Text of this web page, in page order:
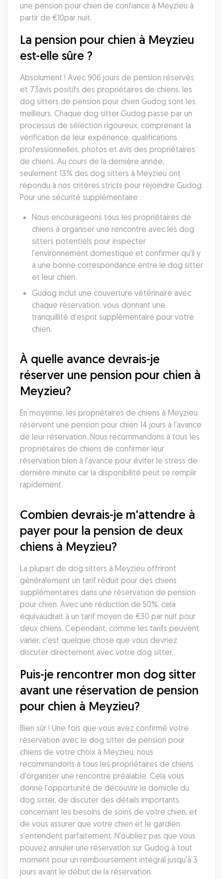
une pension pour chien de confiance à Meyzieu à
partir de €10par nuit.
La pension pour chien à Meyzieu
est-elle sûre ?
Absolument ! Avec 906 jours de pension réservés
et 73avis positifs des propriétaires de chiens, les
dog sitters de pension pour chien Gudog sont les
meilleurs. Chaque dog sitter Gudog passe par un
processus de sélection rigoureux, comprenant la
vérification de leur expérience, qualifications
professionnelles, photos et avis des propriétaires
de chiens. Au cours de la dernière année,
seulement 13% des dog sitters à Meyzieu ont
répondu à nos critères stricts pour rejoindre Gudog.
Pour une sécurité supplémentaire :
Nous encourageons tous les propriétaires de
chiens à organiser une rencontre avec les dog
sitters potentiels pour inspecter
l'environnement domestique et confirmer qu'il y
a une bonne correspondance entre le dog sitter
et leur chien.
Gudog inclut une couverture vétérinaire avec
chaque réservation, vous donnant une
tranquillité d'esprit supplémentaire pour votre
chien.
À quelle avance devrais-je
réserver une pension pour chien à
Meyzieu?
En moyenne, les propriétaires de chiens à Meyzieu
réservent une pension pour chien 14 jours à l'avance
de leur réservation. Nous recommandons à tous les
propriétaires de chiens de confirmer leur
réservation bien à l'avance pour éviter le stress de
dernière minute car la disponibilité peut se remplir
rapidement.
Combien devrais-je m'attendre à
payer pour la pension de deux
chiens à Meyzieu?
La plupart de dog sitters à Meyzieu offriront
généralement un tarif réduit pour des chiens
supplémentaires dans une réservation de pension
pour chien. Avec une réduction de 50%, cela
équivaudrait à un tarif moyen de €30 par nuit pour
deux chiens. Cependant, comme les tarifs peuvent
varier, c'est quelque chose que vous devriez
discuter directement avec votre dog sitter.
Puis-je rencontrer mon dog sitter
avant une réservation de pension
pour chien à Meyzieu?
Bien sûr ! Une fois que vous avez confirmé votre
réservation avec le dog sitter de pension pour
chiens de votre choix à Meyzieu, nous
recommandons à tous les propriétaires de chiens
d'organiser une rencontre préalable. Cela vous
donne l'opportunité de découvrir le domicile du
dog sitter, de discuter des détails importants
concernant les besoins de soins de votre chien, et
de vous assurer que votre chien et le gardien
s'entendent parfaitement. N'oubliez pas que vous
pouvez annuler une réservation sur Gudog à tout
moment pour un remboursement intégral jusqu'à 3
jours avant le début de la réservation.